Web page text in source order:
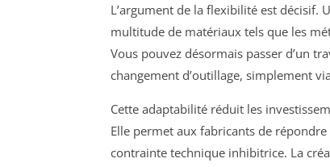
L’argument de la flexibilité est décisif.
multitude de matériaux tels que les
Vous pouvez désormais passer d’un
changement d’outillage, simplement
Cette adaptabilité réduit les
Elle permet aux fabricants de
contrainte technique inhibitrice. La